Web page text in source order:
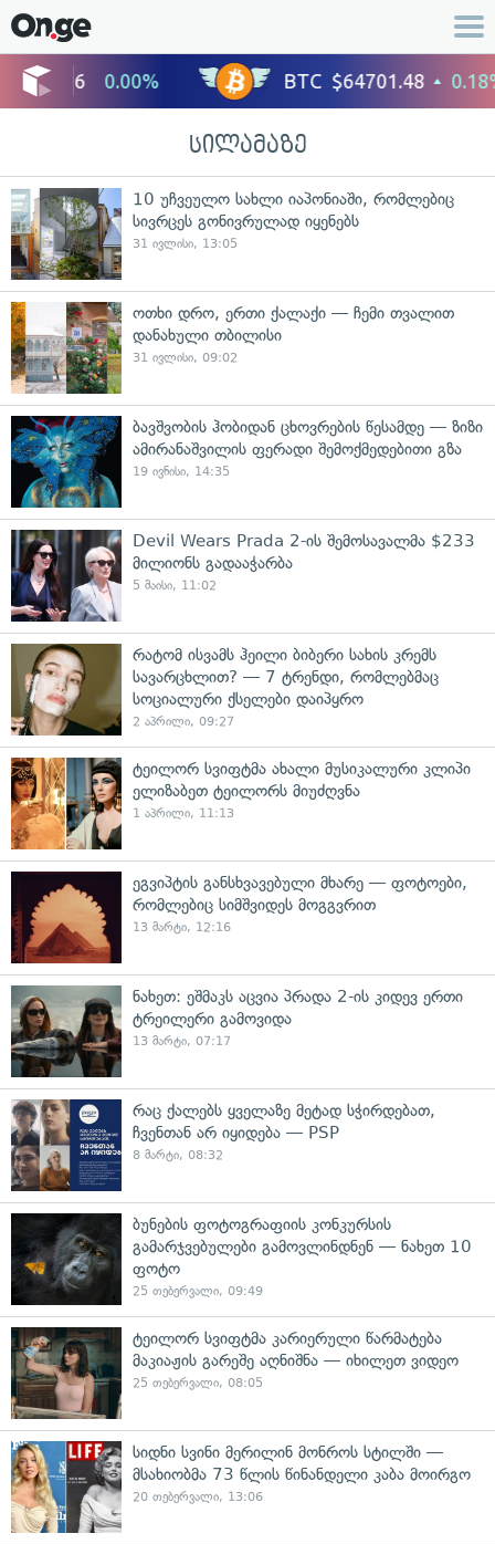
სილამაზე
10 უჩვეულო სახლი იაპონიაში, რომლებიც
სივრცეს გონივრულად იყენებს
31 ივლისი, 13:05
ოთხი დრო, ერთი ქალაქი — ჩემი თვალით
დანახული თბილისი
31 ივლისი, 09:02
ბავშვობის ჰობიდან ცხოვრების წესამდე — ზიზი
ამირანაშვილის ფერადი შემოქმედებითი გზა
19 ივნისი, 14:35
Devil Wears Prada 2-ის შემოსავალმა $233
მილიონს გადააჭარბა
5 მაისი, 11:02
რატომ ისვამს ჰეილი ბიბერი სახის კრემს
სავარცხლით? — 7 ტრენდი, რომლებმაც
სოციალური ქსელები დაიპყრო
2 აპრილი, 09:27
ტეილორ სვიფტმა ახალი მუსიკალური კლიპი
ელიზაბეთ ტეილორს მიუძღვნა
1 აპრილი, 11:13
ეგვიპტის განსხვავებული მხარე — ფოტოები,
რომლებიც სიმშვიდეს მოგგვრით
13 მარტი, 12:16
ნახეთ: ეშმაკს აცვია პრადა 2-ის კიდევ ერთი
ტრეილერი გამოვიდა
13 მარტი, 07:17
რაც ქალებს ყველაზე მეტად სჭირდებათ,
ჩვენთან არ იყიდება — PSP
8 მარტი, 08:32
ბუნების ფოტოგრაფიის კონკურსის
გამარჯვებულები გამოვლინდნენ — ნახეთ 10
ფოტო
25 თებერვალი, 09:49
ტეილორ სვიფტმა კარიერული წარმატება
მაკიაჟის გარეშე აღნიშნა — იხილეთ ვიდეო
25 თებერვალი, 08:05
სიდნი სვინი მერილინ მონროს სტილში —
მსახიობმა 73 წლის წინანდელი კაბა მოირგო
20 თებერვალი, 13:06